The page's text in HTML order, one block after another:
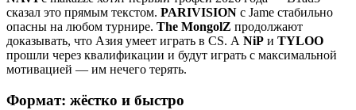
сказал это прямым текстом. PARIVISION с Jame стабильно
опасны на любом турнире. The MongolZ продолжают
доказывать, что Азия умеет играть в CS. А NiP и TYLOO
прошли через квалификации и будут играть с максимальной
мотивацией — им нечего терять.
Формат: жёстко и быстро